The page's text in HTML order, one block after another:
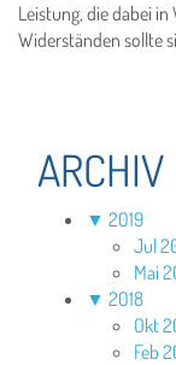
Leistung, die dabei
Widerständen sollte
ARCHIV
▼ 2019
Jul
Mai
▼ 2018
Okt
Feb